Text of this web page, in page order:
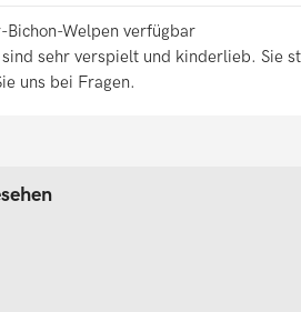
Bichon-Welpen verfügbar
sind sehr verspielt und kinderlieb. Sie
uns bei Fragen.